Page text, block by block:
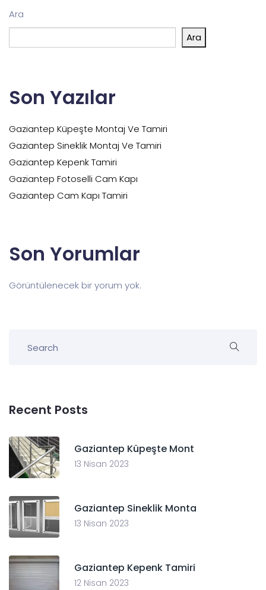
Ara
Ara
Son Yazılar
Gaziantep Küpeşte Montaj Ve Tamiri
Gaziantep Sineklik Montaj Ve Tamiri
Gaziantep Kepenk Tamiri
Gaziantep Fotoselli Cam Kapı
Gaziantep Cam Kapı Tamiri
Son Yorumlar
Görüntülenecek bir yorum yok.
Recent Posts
Gaziantep Küpeşte Mont
13 Nisan 2023
Gaziantep Sineklik Monta
13 Nisan 2023
Gaziantep Kepenk Tamiri
12 Nisan 2023